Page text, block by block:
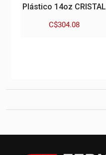
Plástico 14oz CRISTAL
C$304.08